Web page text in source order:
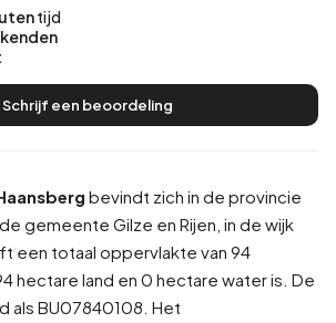
bevindt zich in de provincie
de gemeente Gilze en Rijen , in de wijk
een totaal oppervlakte van 94
hectare land en 0 hectare water is. De
als BU07840108. Het
tijd
Schrijf een beoordeling